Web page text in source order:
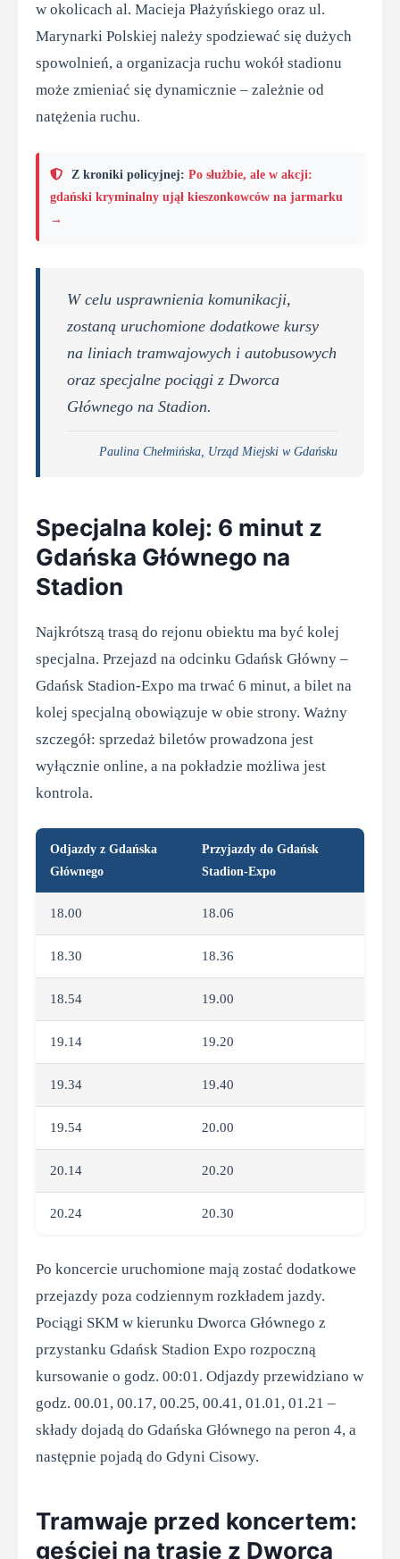
w okolicach al. Macieja Płażyńskiego oraz ul.
Marynarki Polskiej należy spodziewać się dużych
spowolnień, a organizacja ruchu wokół stadionu
może zmieniać się dynamicznie – zależnie od
natężenia ruchu.
Z kroniki policyjnej: Po służbie, ale w akcji:
gdański kryminalny ujął kieszonkowców na jarmarku
→
W celu usprawnienia komunikacji,
zostaną uruchomione dodatkowe kursy
na liniach tramwajowych i autobusowych
oraz specjalne pociągi z Dworca
Głównego na Stadion.
Paulina Chełmińska, Urząd Miejski w Gdańsku
Specjalna kolej: 6 minut z
Gdańska Głównego na
Stadion
Najkrótszą trasą do rejonu obiektu ma być kolej
specjalna. Przejazd na odcinku Gdańsk Główny –
Gdańsk Stadion-Expo ma trwać 6 minut, a bilet na
kolej specjalną obowiązuje w obie strony. Ważny
szczegół: sprzedaż biletów prowadzona jest
wyłącznie online, a na pokładzie możliwa jest
kontrola.
Odjazdy z Gdańska
Głównego
Przyjazdy do Gdańsk
Stadion-Expo
18.00 18.06
18.30 18.36
18.54 19.00
19.14 19.20
19.34 19.40
19.54 20.00
20.14 20.20
20.24 20.30
Po koncercie uruchomione mają zostać dodatkowe
przejazdy poza codziennym rozkładem jazdy.
Pociągi SKM w kierunku Dworca Głównego z
przystanku Gdańsk Stadion Expo rozpoczną
kursowanie o godz. 00:01. Odjazdy przewidziano w
godz. 00.01, 00.17, 00.25, 00.41, 01.01, 01.21 –
składy dojadą do Gdańska Głównego na peron 4, a
następnie pojadą do Gdyni Cisowy.
Tramwaje przed koncertem:
gęściej na trasie z Dworca